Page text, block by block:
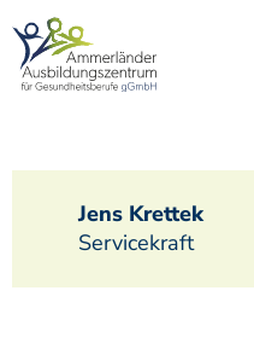
Zum Inhalt springen
Jens Krettek
Servicekraft